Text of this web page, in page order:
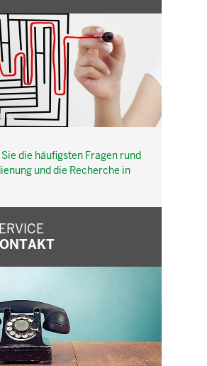
die häufigsten Fragen rund
und die Recherche in